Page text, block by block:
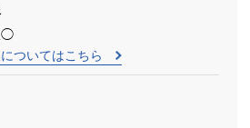
◯
ついてはこちら